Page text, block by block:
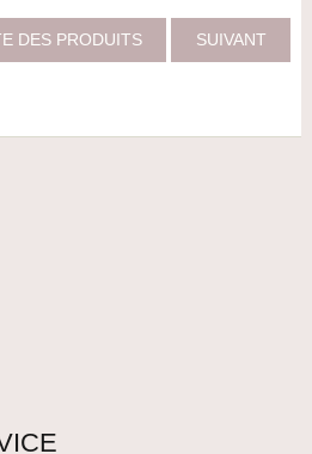
DES PRODUITS SUIVANT